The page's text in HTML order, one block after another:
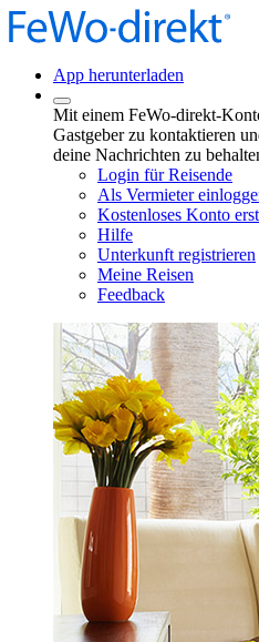
App herunterladen
Mit einem FeWo-direkt-
Gastgeber zu kontaktieren
deine Nachrichten zu
Login für Reisende
Als Vermieter
Kostenloses Konto
Hilfe
Unterkunft registrieren
Meine Reisen
Feedback